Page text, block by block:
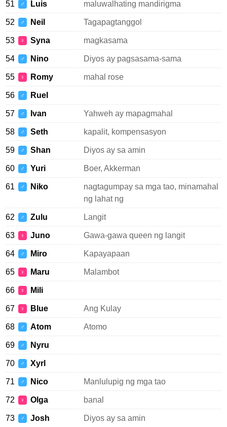
51 ♂ Luis maluwalhating mandirigma
52 ♂ Neil Tagapagtanggol
53 ♀ Syna magkasama
54 ♂ Nino Diyos ay pagsasama-sama
55 ♀ Romy mahal rose
56 ♂ Ruel
57 ♂ Ivan Yahweh ay mapagmahal
58 ♂ Seth kapalit, kompensasyon
59 ♂ Shan Diyos ay sa amin
60 ♂ Yuri Boer, Akkerman
61 ♂ Niko
nagtagumpay sa mga tao, minamahal
ng lahat ng
62 ♂ Zulu Langit
63 ♀ Juno Gawa-gawa queen ng langit
64 ♂ Miro Kapayapaan
65 ♀ Maru Malambot
66 ♀ Mili
67 ♀ Blue Ang Kulay
68 ♂ Atom Atomo
69 ♂ Nyru
70 ♂ Xyrl
71 ♂ Nico Manlulupig ng mga tao
72 ♀ Olga banal
73 ♂ Josh Diyos ay sa amin